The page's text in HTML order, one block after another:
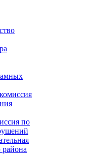
по
района